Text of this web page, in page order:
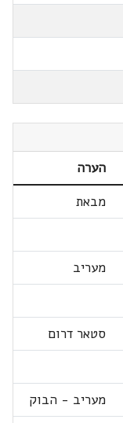
הערה
מבאת
מעריב
סטאר דרום
מעריב - הבוק